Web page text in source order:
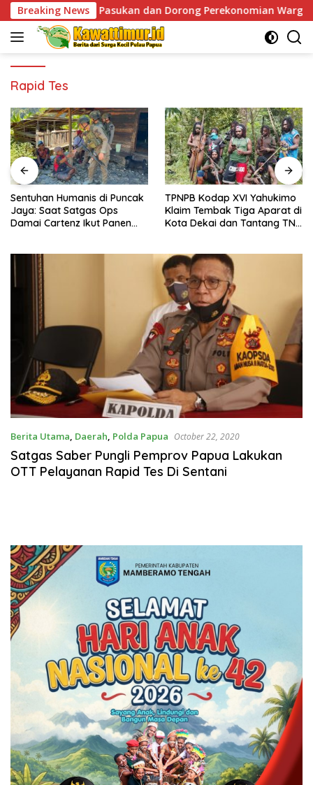
Skip
to
content
Breaking News
Pasukan dan Dorong Perekonomian Warga
Rapid Tes
Sentuhan Humanis di Puncak
Jaya: Saat Satgas Ops
Damai Cartenz Ikut Panen
TPNPB Kodap XVI Yahukimo
Klaim Tembak Tiga Aparat di
Kota Dekai dan Tantang TNI-
Berita Utama, Daerah, Polda Papua October 22, 2020
Satgas Saber Pungli Pemprov Papua Lakukan
OTT Pelayanan Rapid Tes Di Sentani